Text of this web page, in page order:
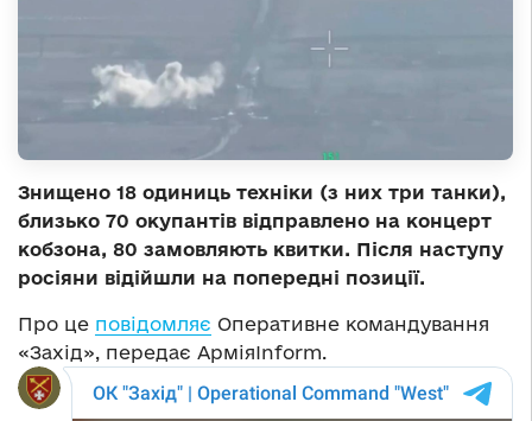
Знищено 18 одиниць техніки (з них три танки),
близько 70 окупантів відправлено на концерт
кобзона, 80 замовляють квитки. Після наступу
росіяни відійшли на попередні позиції.
Про це повідомляє Оперативне командування
«Захід», передає АрміяInform.